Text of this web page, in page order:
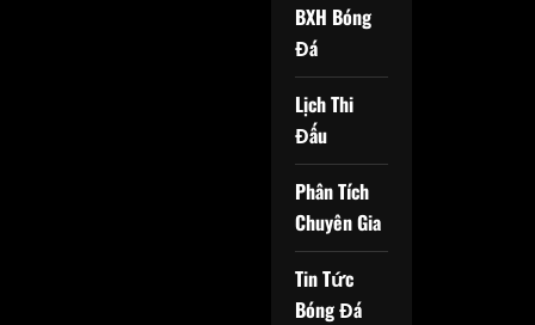
BXH Bóng
Đá
Lịch Thi
Đấu
Phân Tích
Chuyên Gia
Tin Tức
Bóng Đá